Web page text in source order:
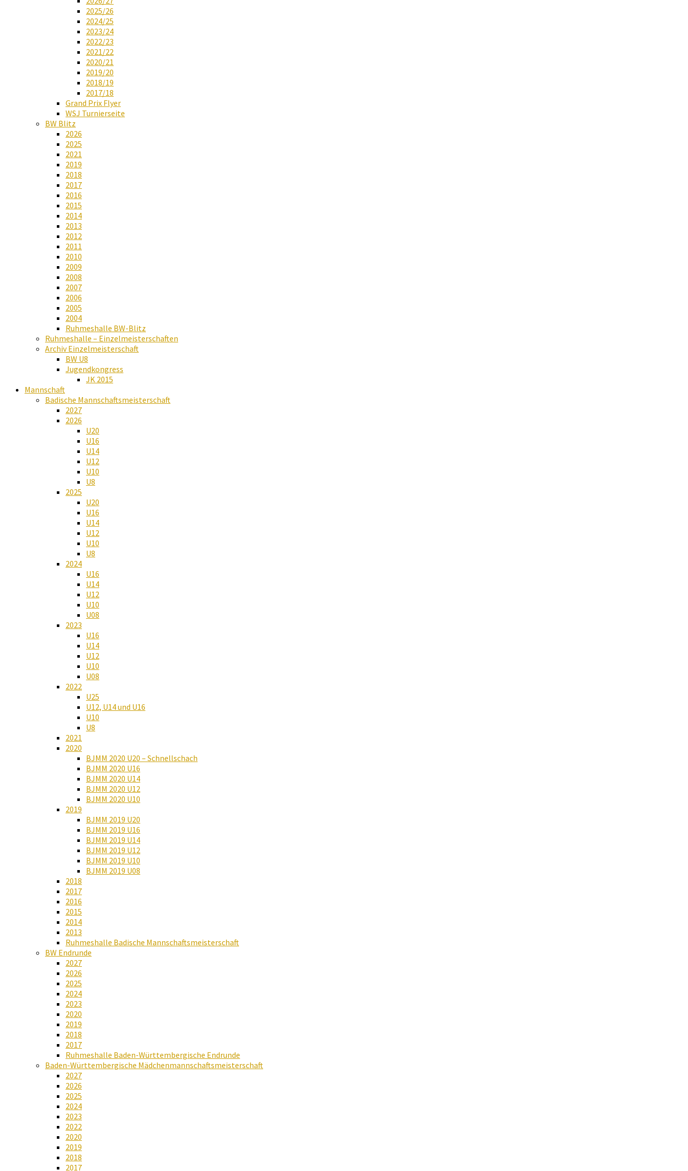
2025/26
2024/25
2023/24
2022/23
2021/22
2020/21
2019/20
2018/19
2017/18
Grand Prix Flyer
WSJ Turnierseite
BW Blitz
2026
2025
2021
2019
2018
2017
2016
2015
2014
2013
2012
2011
2010
2009
2008
2007
2006
2005
2004
Ruhmeshalle BW-Blitz
Ruhmeshalle – Einzelmeisterschaften
Archiv Einzelmeisterschaft
BW U8
Jugendkongress
JK 2015
Mannschaft
Badische Mannschaftsmeisterschaft
2027
2026
U20
U16
U14
U12
U10
U8
2025
U20
U16
U14
U12
U10
U8
2024
U16
U14
U12
U10
U08
2023
U16
U14
U12
U10
U08
2022
U25
U12, U14 und U16
U10
U8
2021
2020
BJMM 2020 U20 – Schnellschach
BJMM 2020 U16
BJMM 2020 U14
BJMM 2020 U12
BJMM 2020 U10
2019
BJMM 2019 U20
BJMM 2019 U16
BJMM 2019 U14
BJMM 2019 U12
BJMM 2019 U10
BJMM 2019 U08
2018
2017
2016
2015
2014
2013
Ruhmeshalle Badische Mannschaftsmeisterschaft
BW Endrunde
2027
2026
2025
2024
2023
2020
2019
2018
2017
Ruhmeshalle Baden-Württembergische Endrunde
Baden-Württembergische Mädchenmannschaftsmeisterschaft
2027
2026
2025
2024
2023
2022
2020
2019
2018
2017